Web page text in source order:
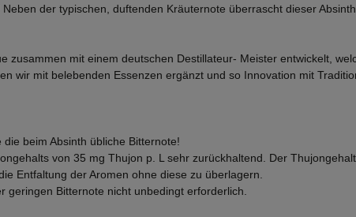
der typischen, duftenden Kräuternote überrascht dieser
zusammen mit einem deutschen Destillateur- Meister entwickelt,
wir mit belebenden Essenzen ergänzt und so Innovation mit
beim Absinth übliche Bitternote!
von 35 mg Thujon p. L sehr zurückhaltend. Der
Entfaltung der Aromen ohne diese zu überlagern.
geringen Bitternote nicht unbedingt erforderlich.